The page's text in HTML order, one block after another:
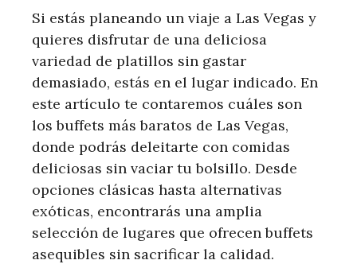
Si estás planeando un viaje a Las Vegas y
quieres disfrutar de una deliciosa
variedad de platillos sin gastar
demasiado, estás en el lugar indicado. En
este artículo te contaremos cuáles son
los buffets más baratos de Las Vegas,
donde podrás deleitarte con comidas
deliciosas sin vaciar tu bolsillo. Desde
opciones clásicas hasta alternativas
exóticas, encontrarás una amplia
selección de lugares que ofrecen buffets
asequibles sin sacrificar la calidad.